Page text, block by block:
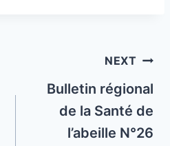
NEXT
Bulletin régional
de la Santé de
l’abeille N°26